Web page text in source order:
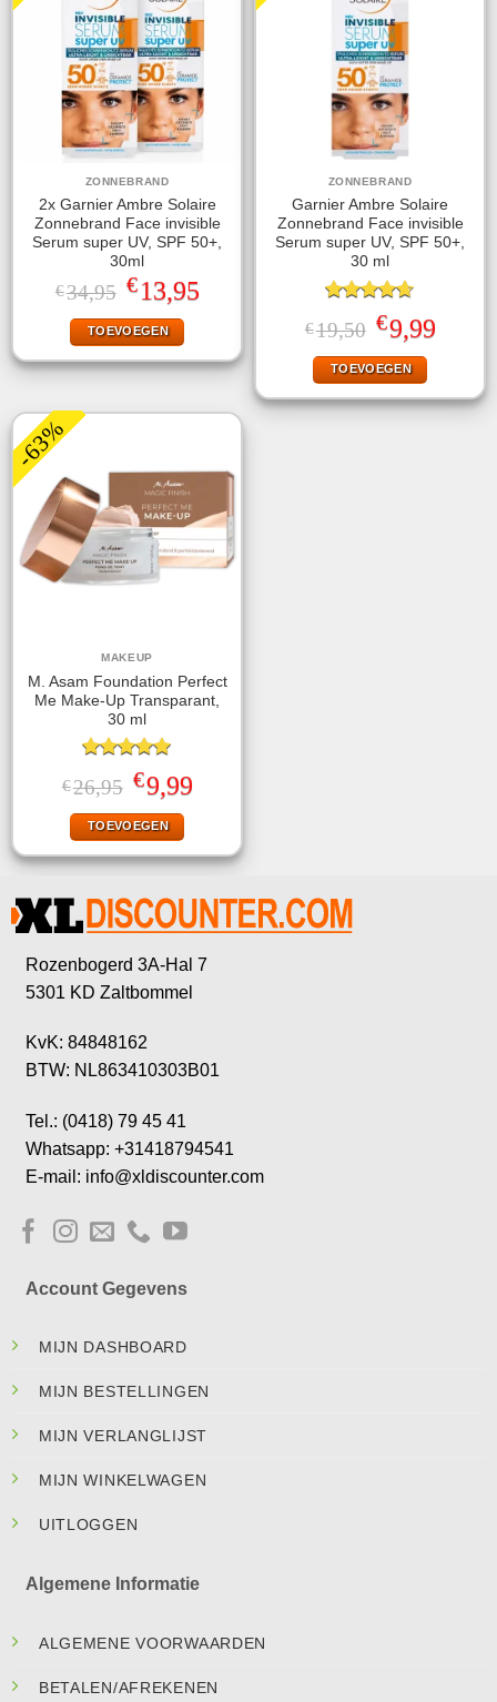
ZONNEBRAND
2x Garnier Ambre Solaire
Zonnebrand Face invisible
Serum super UV, SPF 50+,
30ml
€34,95 Oorspronkelijke
prijs
was:
€34,95.
€13,95Huidige
prijs
TOEVOEGEN
ZONNEBRAND
Garnier Ambre Solaire
Zonnebrand Face invisible
Serum super UV, SPF 50+,
30 ml
Gewaardeerd
4.63uit 5
€19,50 Oorspronkelijke
prijs
was:
€19,50.
€9,99Huidige
prijs
TOEVOEGEN
-63%
MAKEUP
M. Asam Foundation Perfect
Me Make-Up Transparant,
30 ml
Gewaardeerd
5.00uit 5
€26,95 Oorspronkelijke
prijs
was:
€26,95.
€9,99Huidige
prijs
TOEVOEGEN
Rozenbogerd 3A-Hal 7
5301 KD Zaltbommel
KvK: 84848162
BTW: NL863410303B01
Tel.: (0418) 79 45 41
Whatsapp: +31418794541
E-mail: info@xldiscounter.com
Account Gegevens
MIJN DASHBOARD
MIJN BESTELLINGEN
MIJN VERLANGLIJST
MIJN WINKELWAGEN
UITLOGGEN
Algemene Informatie
ALGEMENE VOORWAARDEN
BETALEN/AFREKENEN